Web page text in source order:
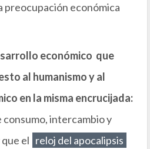
preocupación económica
económico que
al humanismo y al
en la misma encrucijada:
consumo, intercambio y
el reloj del apocalipsis